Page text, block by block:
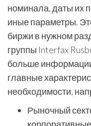
номинала, даты их
иные параметры.
биржи в нужном
группы Interfax
больше
главные
необходимости,
Рыночный